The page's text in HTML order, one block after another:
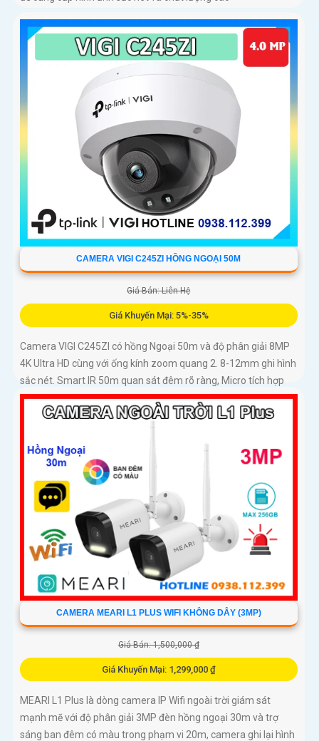
CAMERA VIGI C245ZI HỒNG NGOẠI 50M
Giá Bán: Liên Hệ
Giá Khuyến Mại: 5%-35%
Camera VIGI C245ZI có hồng Ngoại 50m và độ phân giải 8MP
4K Ultra HD cùng với ống kính zoom quang 2. 8-12mm ghi hình
sắc nét. Smart IR 50m quan sát đêm rõ ràng, Micro tích hợp
thu âm chân thực
CAMERA MEARI L1 PLUS WIFI KHÔNG DÂY (3MP)
Giá Bán: 1,500,000 ₫
Giá Khuyến Mại: 1,299,000 ₫
MEARI L1 Plus là dòng camera IP Wifi ngoài trời giám sát
mạnh mẽ với độ phân giải 3MP đèn hồng ngoại 30m và trợ
sáng ban đêm có màu trong phạm vi 20m, camera ghi lại hình